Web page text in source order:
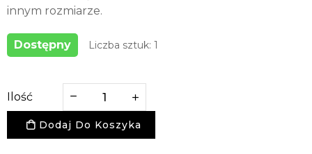
innym rozmiarze.
Dostępny Liczba sztuk: 1
Ilość
Dodaj Do Koszyka